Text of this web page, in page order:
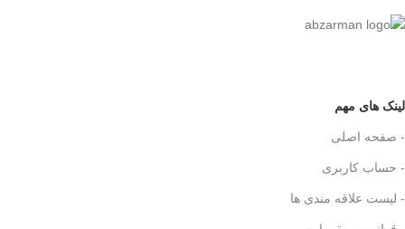
لینک های مهم
- صفحه اصلی
- حساب کاربری
- لیست علاقه مندی ها